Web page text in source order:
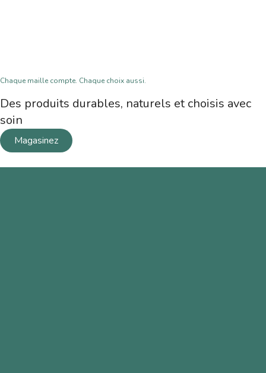
Chaque maille compte. Chaque choix aussi.
Des produits durables, naturels et choisis avec
soin
Magasinez